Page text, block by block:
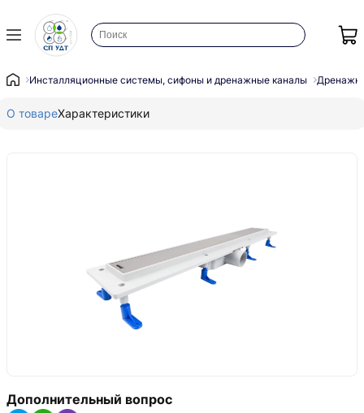
Инсталляционные системы, сифоны и дренажные каналы
О товареХарактеристики
Дополнительный вопрос